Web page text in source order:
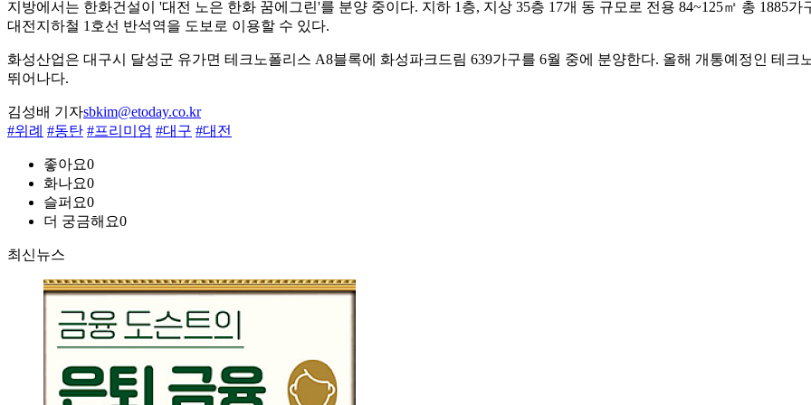
지방에서는 한화건설이 '대전 노은 한화 꿈에그린'를 분양 중이다. 지하 1층, 지상 35층 17개 동 규모로 전용 84~125㎡ 총 1885
대전지하철 1호선 반석역을 도보로 이용할 수 있다.
화성산업은 대구시 달성군 유가면 테크노폴리스 A8블록에 화성파크드림 639가구를 6월 중에 분양한다. 올해 개통예정인 테
뛰어나다.
김성배 기자sbkim@etoday.co.kr
#위례 #동탄 #프리미엄 #대구 #대전
좋아요0
화나요0
슬퍼요0
더 궁금해요0
최신뉴스